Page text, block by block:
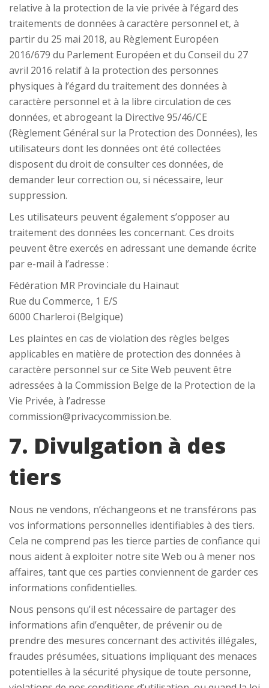
relative à la protection de la vie privée à l’égard des
traitements de données à caractère personnel et, à
partir du 25 mai 2018, au Règlement Européen
2016/679 du Parlement Européen et du Conseil du 27
avril 2016 relatif à la protection des personnes
physiques à l’égard du traitement des données à
caractère personnel et à la libre circulation de ces
données, et abrogeant la Directive 95/46/CE
(Règlement Général sur la Protection des Données), les
utilisateurs dont les données ont été collectées
disposent du droit de consulter ces données, de
demander leur correction ou, si nécessaire, leur
suppression.
Les utilisateurs peuvent également s’opposer au
traitement des données les concernant. Ces droits
peuvent être exercés en adressant une demande écrite
par e-mail à l’adresse :
Fédération MR Provinciale du Hainaut
Rue du Commerce, 1 E/S
6000 Charleroi (Belgique)
Les plaintes en cas de violation des règles belges
applicables en matière de protection des données à
caractère personnel sur ce Site Web peuvent être
adressées à la Commission Belge de la Protection de la
Vie Privée, à l’adresse
commission@privacycommission.be.
7. Divulgation à des
tiers
Nous ne vendons, n’échangeons et ne transférons pas
vos informations personnelles identifiables à des tiers.
Cela ne comprend pas les tierce parties de confiance qui
nous aident à exploiter notre site Web ou à mener nos
affaires, tant que ces parties conviennent de garder ces
informations confidentielles.
Nous pensons qu’il est nécessaire de partager des
informations afin d’enquêter, de prévenir ou de
prendre des mesures concernant des activités illégales,
fraudes présumées, situations impliquant des menaces
potentielles à la sécurité physique de toute personne,